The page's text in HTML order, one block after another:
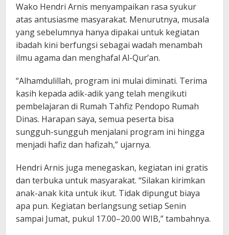
Wako Hendri Arnis menyampaikan rasa syukur
atas antusiasme masyarakat. Menurutnya, musala
yang sebelumnya hanya dipakai untuk kegiatan
ibadah kini berfungsi sebagai wadah menambah
ilmu agama dan menghafal Al-Qur’an.
“Alhamdulillah, program ini mulai diminati. Terima
kasih kepada adik-adik yang telah mengikuti
pembelajaran di Rumah Tahfiz Pendopo Rumah
Dinas. Harapan saya, semua peserta bisa
sungguh-sungguh menjalani program ini hingga
menjadi hafiz dan hafizah,” ujarnya.
Hendri Arnis juga menegaskan, kegiatan ini gratis
dan terbuka untuk masyarakat. “Silakan kirimkan
anak-anak kita untuk ikut. Tidak dipungut biaya
apa pun. Kegiatan berlangsung setiap Senin
sampai Jumat, pukul 17.00–20.00 WIB,” tambahnya.